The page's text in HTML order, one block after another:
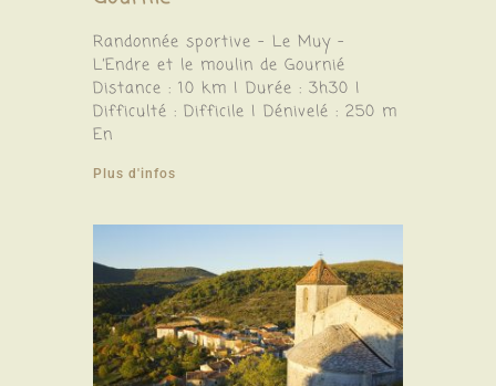
Randonnée sportive – Le Muy –
L’Endre et le moulin de Gournié
Distance : 10 km | Durée : 3h30 |
Difficulté : Difficile | Dénivelé : 250 m
En
Plus d'infos